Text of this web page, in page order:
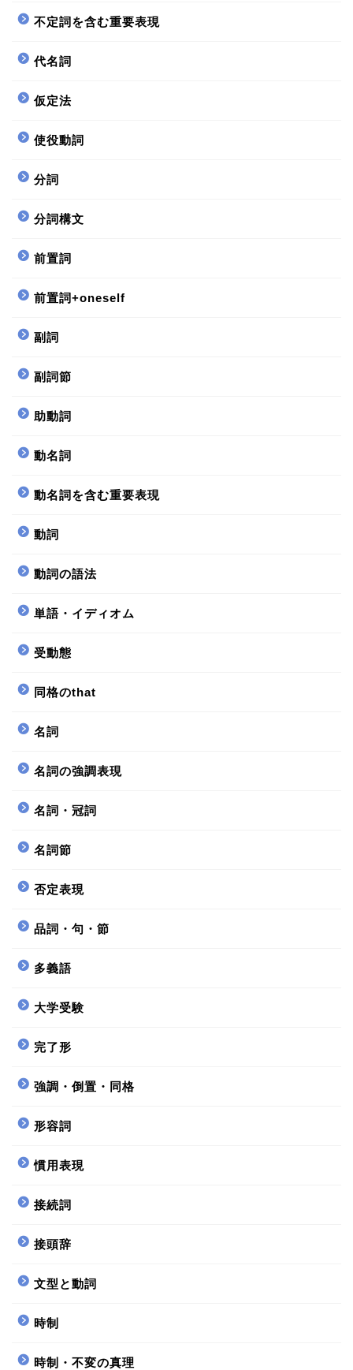
不定詞を含む重要表現
代名詞
仮定法
使役動詞
分詞
分詞構文
前置詞
前置詞+oneself
副詞
副詞節
助動詞
動名詞
動名詞を含む重要表現
動詞
動詞の語法
単語・イディオム
受動態
同格のthat
名詞
名詞の強調表現
名詞・冠詞
名詞節
否定表現
品詞・句・節
多義語
大学受験
完了形
強調・倒置・同格
形容詞
慣用表現
接続詞
接頭辞
文型と動詞
時制
時制・不変の真理